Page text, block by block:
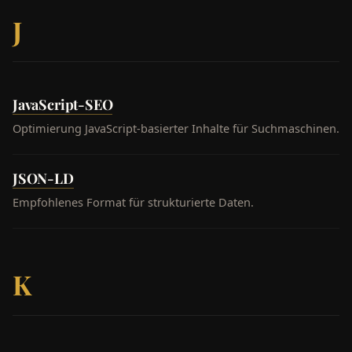
J
JavaScript-SEO
Optimierung JavaScript-basierter Inhalte für Suchmaschinen.
JSON-LD
Empfohlenes Format für strukturierte Daten.
K